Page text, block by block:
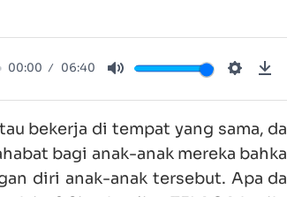
00:00 06:40
bekerja di tempat yang sama,
bagi anak-anak mereka
diri anak-anak tersebut. Apa